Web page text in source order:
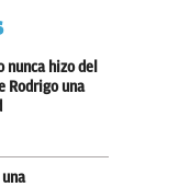
nunca hizo del
Rodrigo una